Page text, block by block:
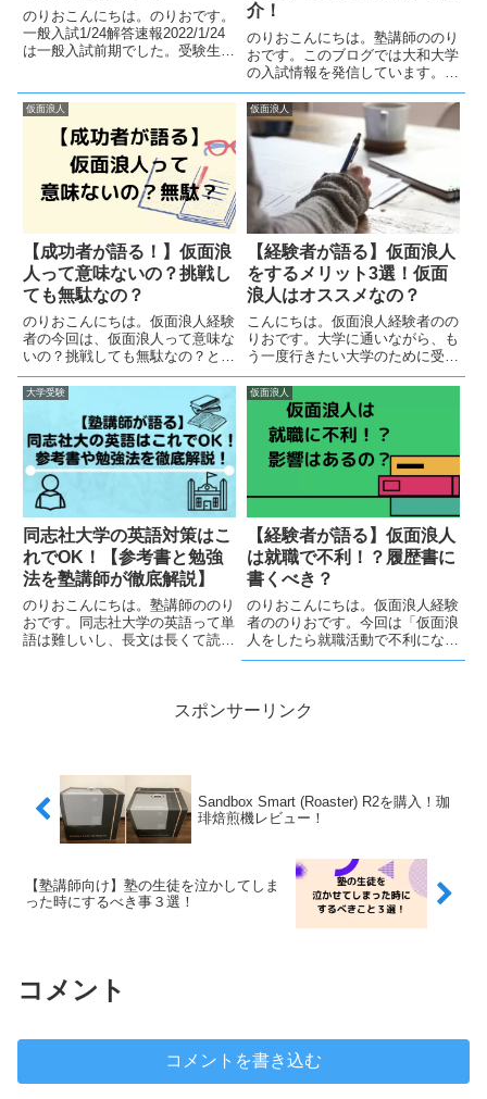
のりおこんにちは。のりおです。
一般入試1/24解答速報2022/1/24
は一般入試前期でした。受験生の
227 38 524 -26 327814 -1222大問
32...
介！
のりおこんにちは。塾講師ののり
おです。このブログでは大和大学
の入試情報を発信しています。入
試対策をするにあたって、大和大
学の合格最低点が気になっている
人も多いのではないでしょうか。
大和大学の合格最低点は年度や試
験日程によって異なりますが、
お...
仮面浪人
【成功者が語る！】仮面浪
人って意味ないの？挑戦し
ても無駄なの？
のりおこんにちは。仮面浪人経験
者の今回は、仮面浪人って意味な
いの？挑戦しても無駄なの？とい
う質問に答えていきます！仮面浪
人をしようと迷っている人はぜひ
参考にしてください。仮面浪人っ
て意味ない？無駄なの？仮面浪人
って意味ないとか無駄とか言わ
れ...
仮面浪人
【経験者が語る】仮面浪人
をするメリット3選！仮面
浪人はオススメなの？
こんにちは。仮面浪人経験者のの
りおです。大学に通いながら、も
う一度行きたい大学のために受験
勉強をする仮面浪人。賛否両論あ
る仮面浪人ですが、今回は仮面浪
人するメリットを3つ紹介しま
す！仮面浪人をするか悩んでいた
ら是非読んでください！(ちなみ
に...
大学受験
同志社大学の英語対策はこ
れでOK！【参考書と勉強
法を塾講師が徹底解説】
のりおこんにちは。塾講師ののり
おです。同志社大学の英語って単
語は難しいし、長文は長くて読み
取るのはかなり難しいです。今回
仮面浪人
【経験者が語る】仮面浪人
は就職で不利！？履歴書に
書くべき？
のりおこんにちは。仮面浪人経験
者ののりおです。今回は「仮面浪
人をしたら就職活動で不利にな
る？」という質問に答えていきま
る！です。仮面浪人に迷っている
スポンサーリンク
Sandbox Smart (Roaster) R2を購入！珈
琲焙煎機レビュー！
【塾講師向け】塾の生徒を泣かしてしま
った時にするべき事３選！
コメント
コメントを書き込む